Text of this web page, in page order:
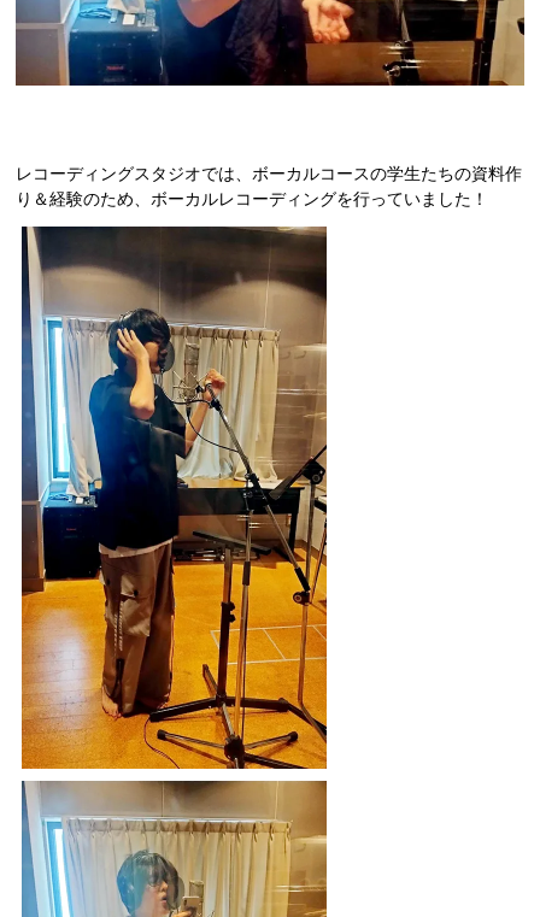
大学・短大・社会人の方へ
保護者の方へ
人材発掘担当の方へ
卒業生の方へ
CAT BOARD
レコーディングスタジオでは、ボーカルコースの学生たちの資料作
り＆経験のため、ボーカルレコーディングを行っていました！